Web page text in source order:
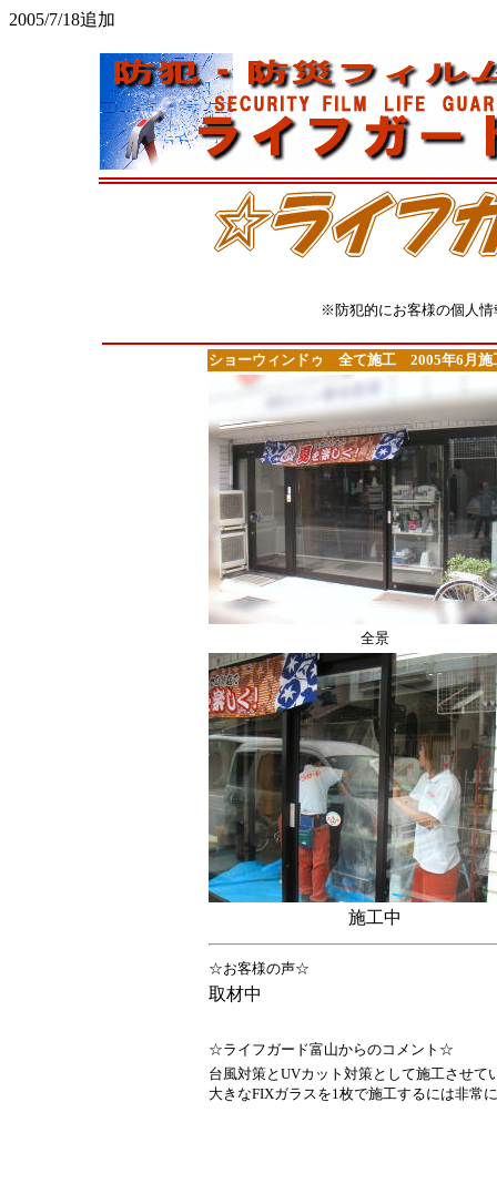
2005/7/18追加
※防犯的にお客様の個人
ショーウィンドゥ 全て施工 2005年
全景
施工中
☆お客様の声☆
取材中
☆ライフガード富山からのコメント☆
台風対策とUVカット対策として施工させて
大きなFIXガラスを1枚で施工するには非常